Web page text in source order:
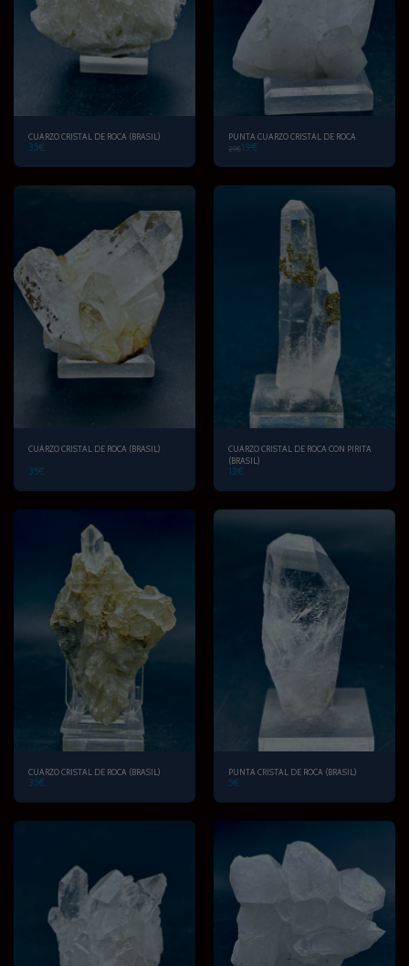
CUARZO CRISTAL DE ROCA (BRASIL)
35€
PUNTA CUARZO CRISTAL DE ROCA
29€19€
CUARZO CRISTAL DE ROCA (BRASIL)
35€
CUARZO CRISTAL DE ROCA CON PIRITA
(BRASIL)
12€
CUARZO CRISTAL DE ROCA (BRASIL)
35€
PUNTA CRISTAL DE ROCA (BRASIL)
5€